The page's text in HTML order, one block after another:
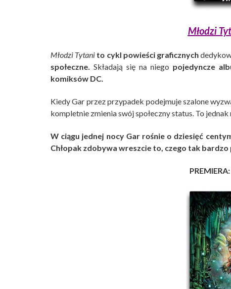
Młodzi
Młodzi Tytani to cykl powieści graficznych
społeczne. Składają się na niego pojedyncze
komiksów DC.
Kiedy Gar przez przypadek podejmuje szalone
kompletnie zmienia swój społeczny status. To jednak
W ciągu jednej nocy Gar rośnie o dziesięć
Chłopak zdobywa wreszcie to, czego tak bardzo
PREMIERA: